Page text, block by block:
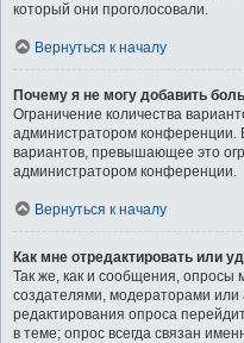
который они проголосовали.
Вернуться к началу
Почему я не могу добавить
Ограничение количества
администратором конференции.
вариантов, превышающее это
администратором конференции.
Вернуться к началу
Как мне отредактировать или
Так же, как и сообщения, опросы
создателями, модераторами
редактирования опроса
в теме; опрос всегда связан